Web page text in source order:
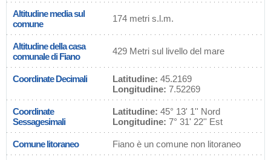
Altitudine media sul
comune
174 metri s.l.m.
Altitudine della casa
comunale di Fiano
429 Metri sul livello del mare
Coordinate Decimali Latitudine: 45.2169
Longitudine: 7.52269
Coordinate
Sessagesimali
Latitudine: 45° 13' 1'' Nord
Longitudine: 7° 31' 22'' Est
Comune litoraneo Fiano è un comune non litoraneo